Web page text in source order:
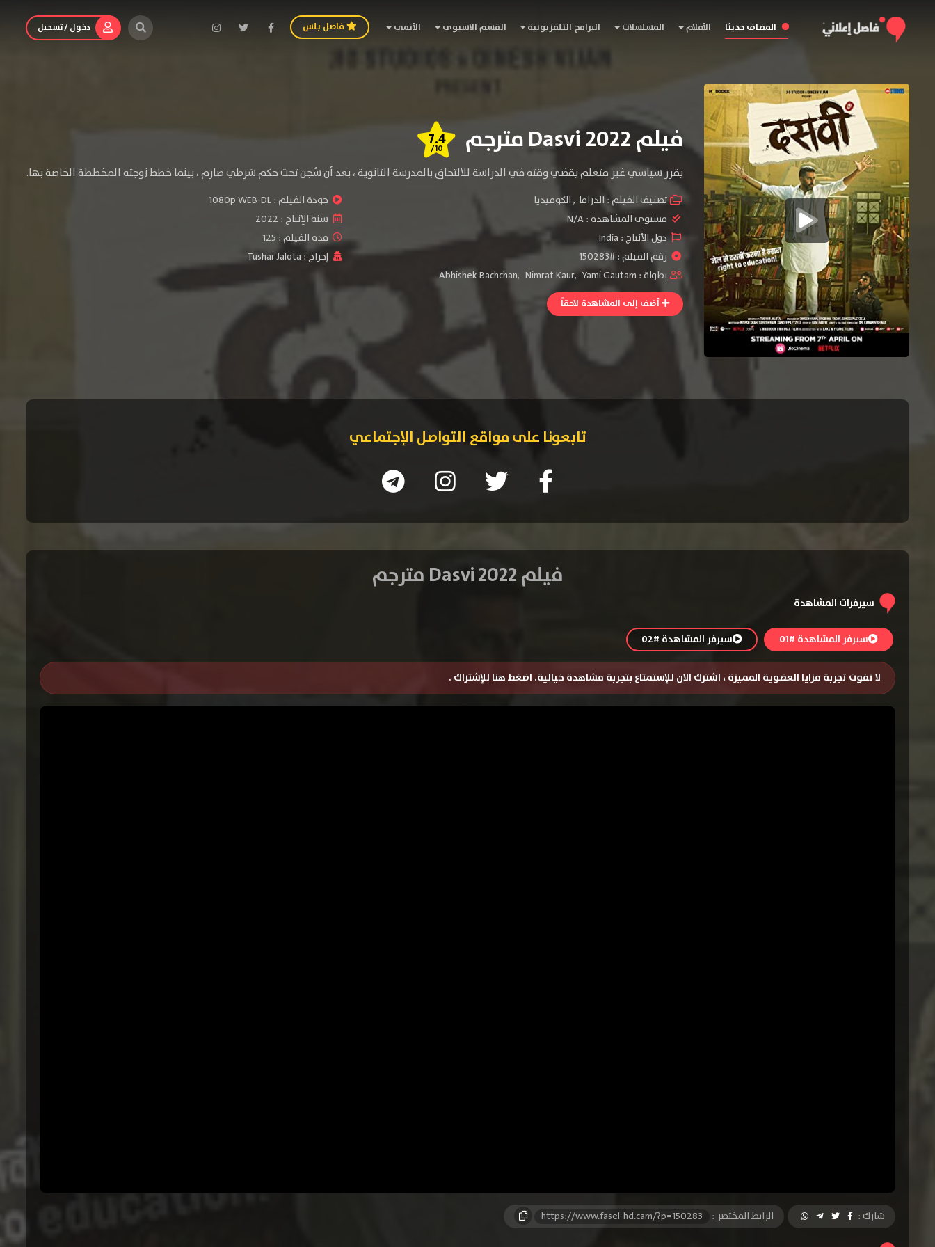
المضاف حديثا الأفلام المسلسلات البرامج التلفزيونية القسم الاسيوي الأنمي فاصل بلس دخول / تسجيل
فيلم Dasvi 2022 مترجم 7.4
/10
يقرر سياسي غير متعلم يقضي وقته في الدراسة للالتحاق بالمدرسة الثانوية ، بعد أن سُجن تحت حكم شرطي صارم ، بينما خطط زوجته المخططة الخاصة بها.
تصنيف الفيلم :الدراما ,الكوميديا جودة الفيلم :1080p WEB-DL
مستوى المشاهدة :N/A سنة الإنتاج : 2022
دول الأنتاج : India
مدة الفيلم : 125
رقم الفيلم : #150283
إخراج : Tushar Jalota
بطولة :
Abhishek Bachchan, Nimrat Kaur, Yami Gautam
أضف إلى المشاهدة لاحقاً
تابعونا على مواقع التواصل الإجتماعي
فيلم Dasvi 2022 مترجم
سيرفرات المشاهدة
سيرفر المشاهدة #01 سيرفر المشاهدة #02
لا تفوت تجربة مزايا العضوية المميزة ، اشترك الان للإستمتاع بتجربة مشاهدة خيالية. اضغط هنا للإشتراك .
شارك : الرابط المختصر : https://www.fasel-hd.cam/?p=150283